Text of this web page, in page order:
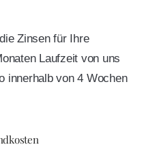
Zinsen für Ihre
Laufzeit von uns
innerhalb von 4 Wochen